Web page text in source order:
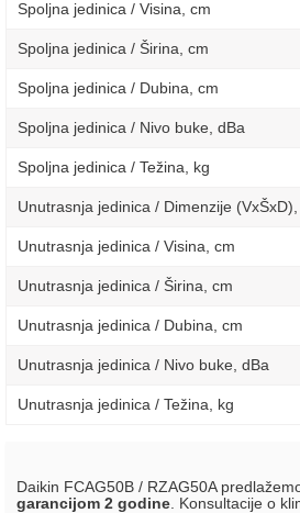
Spoljna jedinica / Visina, сm
Spoljna jedinica / Širina, сm
Spoljna jedinica / Dubina, сm
Spoljna jedinica / Nivo buke, dBa
Spoljna jedinica / Težina, kg
Unutrasnja jedinica / Dimenzije (VxŠxD),
Unutrasnja jedinica / Visina, сm
Unutrasnja jedinica / Širina, сm
Unutrasnja jedinica / Dubina, сm
Unutrasnja jedinica / Nivo buke, dBa
Unutrasnja jedinica / Težina, kg
Daikin FCAG50B / RZAG50A
garancijom 2 godine . Konsultacije o